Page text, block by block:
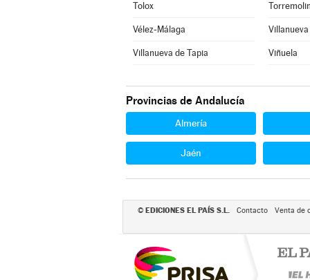
Tolox
Vélez-Málaga
Villanueva de Tapia Viñuela
Provincias de Andalucía
Almería
Jaén
© EDICIONES EL PAÍS S.L. Contacto Venta de